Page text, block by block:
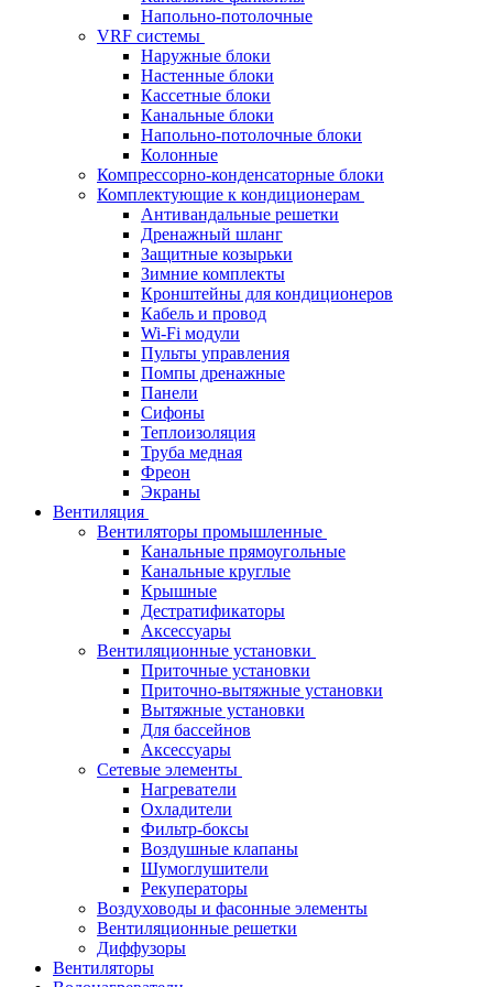
Напольно-потолочные
VRF системы
Наружные блоки
Настенные блоки
Кассетные блоки
Канальные блоки
Напольно-потолочные блоки
Колонные
Компрессорно-конденсаторные блоки
Комплектующие к кондиционерам
Антивандальные решетки
Дренажный шланг
Защитные козырьки
Зимние комплекты
Кронштейны для кондиционеров
Кабель и провод
Wi-Fi модули
Пульты управления
Помпы дренажные
Панели
Сифоны
Теплоизоляция
Труба медная
Фреон
Экраны
Вентиляция
Вентиляторы промышленные
Канальные прямоугольные
Канальные круглые
Крышные
Дестратификаторы
Аксессуары
Вентиляционные установки
Приточные установки
Приточно-вытяжные установки
Вытяжные установки
Для бассейнов
Аксессуары
Сетевые элементы
Нагреватели
Охладители
Фильтр-боксы
Воздушные клапаны
Шумоглушители
Рекуператоры
Воздуховоды и фасонные элементы
Вентиляционные решетки
Диффузоры
Вентиляторы